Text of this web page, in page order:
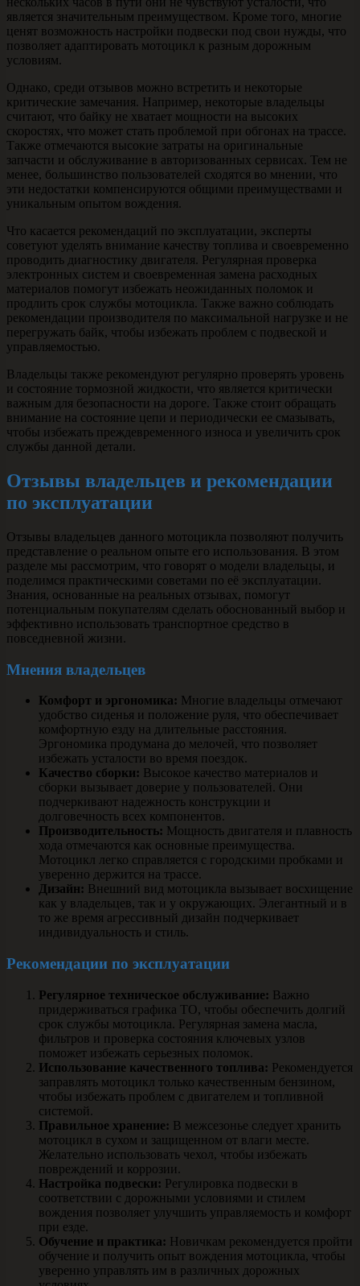
является значительным преимуществом. Кроме того, многие
ценят возможность настройки подвески под свои нужды, что
позволяет адаптировать мотоцикл к разным дорожным
условиям.
Однако, среди отзывов можно встретить и некоторые
критические замечания. Например, некоторые владельцы
считают, что байку не хватает мощности на высоких
скоростях, что может стать проблемой при обгонах на трассе.
Также отмечаются высокие затраты на оригинальные
запчасти и обслуживание в авторизованных сервисах. Тем не
менее, большинство пользователей сходятся во мнении, что
эти недостатки компенсируются общими преимуществами и
уникальным опытом вождения.
Что касается рекомендаций по эксплуатации, эксперты
советуют уделять внимание качеству топлива и своевременно
проводить диагностику двигателя. Регулярная проверка
электронных систем и своевременная замена расходных
материалов помогут избежать неожиданных поломок и
продлить срок службы мотоцикла. Также важно соблюдать
рекомендации производителя по максимальной нагрузке и не
перегружать байк, чтобы избежать проблем с подвеской и
управляемостью.
Владельцы также рекомендуют регулярно проверять уровень
и состояние тормозной жидкости, что является критически
важным для безопасности на дороге. Также стоит обращать
внимание на состояние цепи и периодически ее смазывать,
чтобы избежать преждевременного износа и увеличить срок
службы данной детали.
Отзывы владельцев и рекомендации
по эксплуатации
Отзывы владельцев данного мотоцикла позволяют получить
представление о реальном опыте его использования. В этом
разделе мы рассмотрим, что говорят о модели владельцы, и
поделимся практическими советами по её эксплуатации.
Знания, основанные на реальных отзывах, помогут
потенциальным покупателям сделать обоснованный выбор и
эффективно использовать транспортное средство в
повседневной жизни.
Мнения владельцев
Комфорт и эргономика: Многие владельцы отмечают
удобство сиденья и положение руля, что обеспечивает
комфортную езду на длительные расстояния.
Эргономика продумана до мелочей, что позволяет
избежать усталости во время поездок.
Качество сборки: Высокое качество материалов и
сборки вызывает доверие у пользователей. Они
подчеркивают надежность конструкции и
долговечность всех компонентов.
Производительность: Мощность двигателя и плавность
хода отмечаются как основные преимущества.
Мотоцикл легко справляется с городскими пробками и
уверенно держится на трассе.
Дизайн: Внешний вид мотоцикла вызывает восхищение
как у владельцев, так и у окружающих. Элегантный и в
то же время агрессивный дизайн подчеркивает
индивидуальность и стиль.
Рекомендации по эксплуатации
Регулярное техническое обслуживание: Важно
придерживаться графика ТО, чтобы обеспечить долгий
срок службы мотоцикла. Регулярная замена масла,
фильтров и проверка состояния ключевых узлов
поможет избежать серьезных поломок.
Использование качественного топлива: Рекомендуется
заправлять мотоцикл только качественным бензином,
чтобы избежать проблем с двигателем и топливной
системой.
Правильное хранение: В межсезонье следует хранить
мотоцикл в сухом и защищенном от влаги месте.
Желательно использовать чехол, чтобы избежать
повреждений и коррозии.
Настройка подвески: Регулировка подвески в
соответствии с дорожными условиями и стилем
вождения позволяет улучшить управляемость и комфорт
при езде.
Обучение и практика: Новичкам рекомендуется пройти
обучение и получить опыт вождения мотоцикла, чтобы
уверенно управлять им в различных дорожных